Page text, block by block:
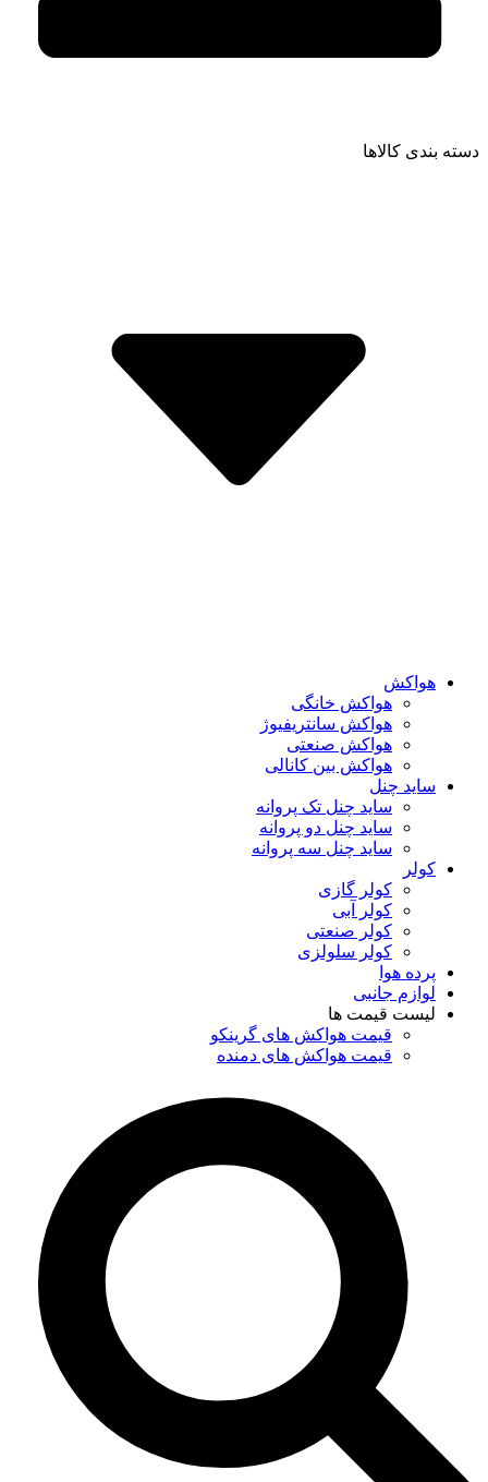
دسته بندی کالاها
هواکش
هواکش خانگی
هواکش سانتریفیوژ
هواکش صنعتی
هواکش بین کانالی
ساید چنل
ساید چنل تک پروانه
ساید چنل دو پروانه
ساید چنل سه پروانه
کولر
کولر گازی
کولر آبی
کولر صنعتی
کولر سلولزی
پرده هوا
لوازم جانبی
لیست قیمت ها
قیمت هواکش های گرینکو
قیمت هواکش های دمنده